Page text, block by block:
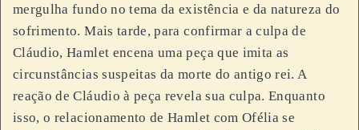
mergulha fundo no tema da existência e da natureza do
sofrimento. Mais tarde, para confirmar a culpa de
Cláudio, Hamlet encena uma peça que imita as
circunstâncias suspeitas da morte do antigo rei. A
reação de Cláudio à peça revela sua culpa. Enquanto
isso, o relacionamento de Hamlet com Ofélia se